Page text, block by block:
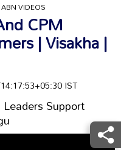
ABN VIDEOS
CPM
| Visakha |
IST
Support